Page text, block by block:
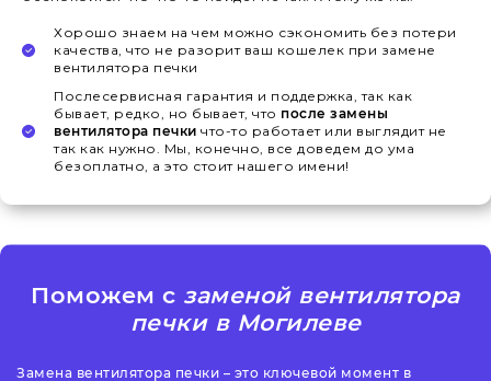
Хорошо знаем на чем можно сэкономить без потери
качества, что не разорит ваш кошелек при замене
вентилятора печки
Послесервисная гарантия и поддержка, так как
бывает, редко, но бывает, что после замены
вентилятора печки что-то работает или выглядит не
так как нужно. Мы, конечно, все доведем до ума
безоплатно, а это стоит нашего имени!
Поможем с заменой вентилятора
печки в Могилеве
Замена вентилятора печки – это ключевой момент в